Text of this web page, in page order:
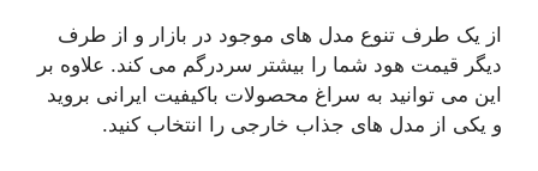
از یک طرف تنوع مدل های موجود در بازار و از طرف
دیگر قیمت هود شما را بیشتر سردرگم می کند. علاوه بر
این می توانید به سراغ محصولات باکیفیت ایرانی بروید
و یکی از مدل های جذاب خارجی را انتخاب کنید.